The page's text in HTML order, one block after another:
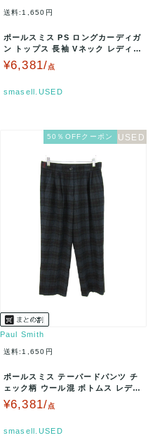
送料:1,650円
ポールスミス PS ロングカーディガ
ン トップス 長袖 Vネック レディー
ス Mサイズ ホワイト P…
¥6,381/点
smasell.USED
50％OFFクーポン
Paul Smith
送料:1,650円
ポールスミス テーパードパンツ チ
ェック柄 ウール混 ボトムス レディ
ース 40サイズ ネイビー×グ…
¥6,381/点
smasell.USED